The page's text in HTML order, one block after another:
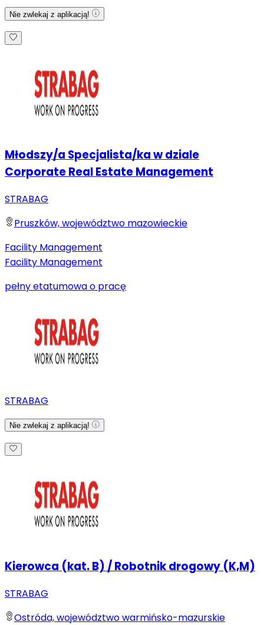
Nie zwlekaj z aplikacją!
Młodszy/a Specjalista/ka w dziale
Corporate Real Estate Management
STRABAG
Pruszków, województwo mazowieckie
Facility Management
Facility Management
pełny etatumowa o pracę
STRABAG
Nie zwlekaj z aplikacją!
Kierowca (kat. B) / Robotnik drogowy (K,M)
STRABAG
Ostróda, województwo warmińsko-mazurskie